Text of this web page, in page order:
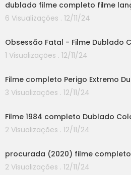
baixar filme doze
dublado <br />doze
blado online <br />doze
ça livro <br />assistir
mens e uma sentença
s e uma sentença online
ns e uma sentença
doze homens e uma
nline <br />doze homens
dublado download <br /
s e uma sentença
e uma sentença 1957
omens e uma sentença
dublado filme completo filme
6 Visualizações . 12/11/24
Obsessão Fatal - Filme Dublado
1 Visualizações . 12/11/24
Filme completo Perigo Extremo
3 Visualizações . 12/11/24
Filme 1984 completo Dublado
2 Visualizações . 12/11/24
procurada (2020) filme
2 Visualizações . 12/11/24